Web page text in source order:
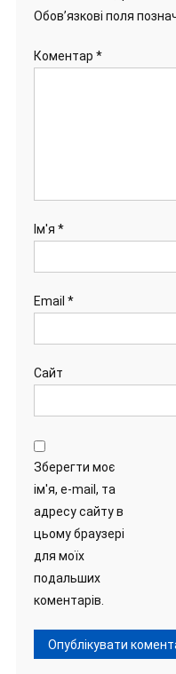
Обов’язкові поля
Коментар *
Ім'я *
Email *
Сайт
Зберегти моє
ім'я, e-mail, та
адресу сайту в
цьому браузері
для моїх
подальших
коментарів.